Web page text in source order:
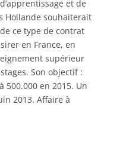
et de
Hollande souhaiterait
ce type de contrat
en France, en
supérieur
Son objectif :
500.000 en 2015. Un
2013. Affaire à